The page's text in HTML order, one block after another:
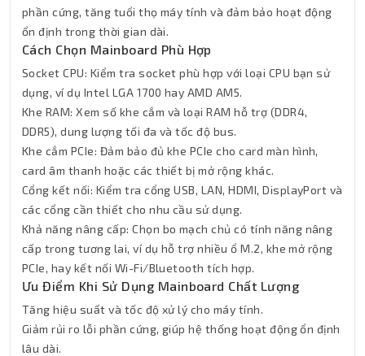
phần cứng, tăng tuổi thọ máy tính và đảm bảo hoạt động
ổn định trong thời gian dài.
Cách Chọn Mainboard Phù Hợp
Socket CPU: Kiểm tra socket phù hợp với loại CPU bạn sử
dụng, ví dụ Intel LGA 1700 hay AMD AM5.
Khe RAM: Xem số khe cắm và loại RAM hỗ trợ (DDR4,
DDR5), dung lượng tối đa và tốc độ bus.
Khe cắm PCIe: Đảm bảo đủ khe PCIe cho card màn hình,
card âm thanh hoặc các thiết bị mở rộng khác.
Cổng kết nối: Kiểm tra cổng USB, LAN, HDMI, DisplayPort và
các cổng cần thiết cho nhu cầu sử dụng.
Khả năng nâng cấp: Chọn bo mạch chủ có tính năng nâng
cấp trong tương lai, ví dụ hỗ trợ nhiều ổ M.2, khe mở rộng
PCIe, hay kết nối Wi-Fi/Bluetooth tích hợp.
Ưu Điểm Khi Sử Dụng Mainboard Chất Lượng
Tăng hiệu suất và tốc độ xử lý cho máy tính.
Giảm rủi ro lỗi phần cứng, giúp hệ thống hoạt động ổn định
lâu dài.